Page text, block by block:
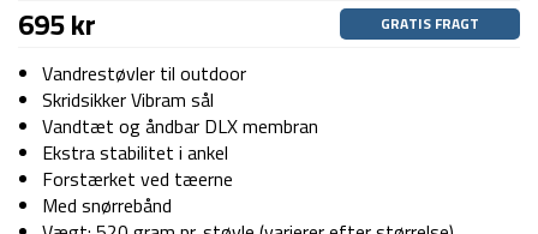
695kr GRATIS FRAGT
Vandrestøvler til outdoor
Skridsikker Vibram sål
Vandtæt og åndbar DLX membran
Ekstra stabilitet i ankel
Forstærket ved tæerne
Med snørrebånd